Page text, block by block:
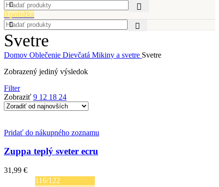
0 položka
Svetre
Domov Oblečenie Dievčatá Mikiny a svetre Svetre
Zobrazený jediný výsledok
Filter
Zobraziť 9 12 18 24
Pridať do nákupného zoznamu
Zuppa teplý sveter ecru
31,99 €
116/122